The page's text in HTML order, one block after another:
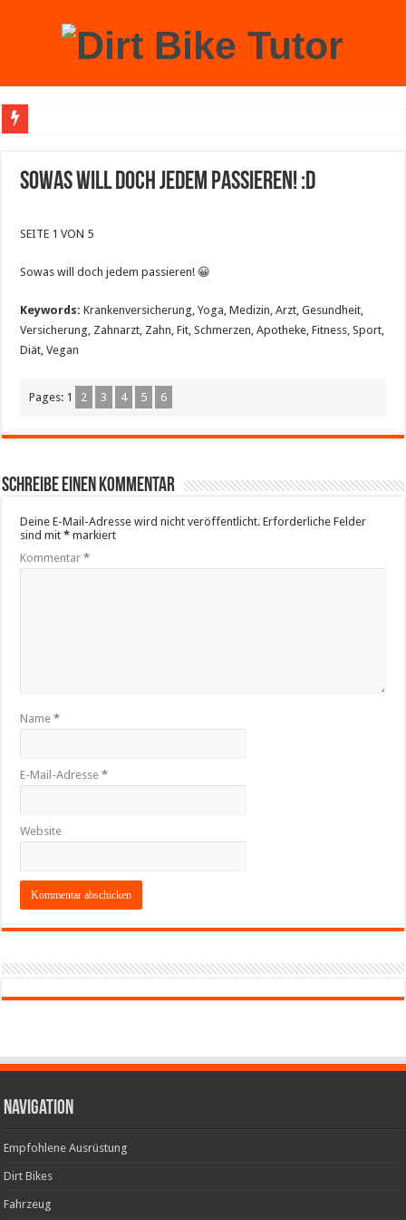
Sowas will doch jedem passieren! :D
SEITE 1 VON 5
Sowas will doch jedem passieren! 😀
Keywords: Krankenversicherung, Yoga, Medizin, Arzt, Gesundheit,
Versicherung, Zahnarzt, Zahn, Fit, Schmerzen, Apotheke, Fitness, Sport,
Diät, Vegan
Pages: 1 2 3 4 5 6
Schreibe einen Kommentar
Deine E-Mail-Adresse wird nicht veröffentlicht. Erforderliche Felder
sind mit* markiert
Kommentar*
Name*
E-Mail-Adresse*
Website
Navigation
Empfohlene Ausrüstung
Dirt Bikes
Fahrzeug